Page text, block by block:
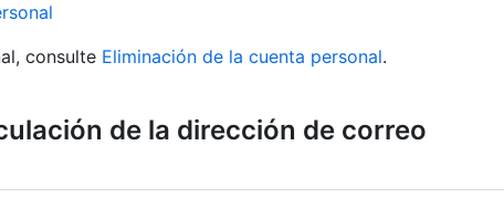
consulte Eliminación de la cuenta personal.
de la dirección de correo